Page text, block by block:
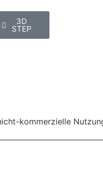
3D
STEP
kommerzielle